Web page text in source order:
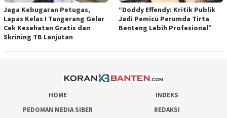
Jaga Kebugaran Petugas,
Lapas Kelas I Tangerang Gelar
Cek Kesehatan Gratis dan
Skrining TB Lanjutan
“Doddy Effendy: Kritik Publik
Jadi Pemicu Perumda Tirta
Benteng Lebih Profesional”
HOME
INDEKS
PEDOMAN MEDIA SIBER
REDAKSI